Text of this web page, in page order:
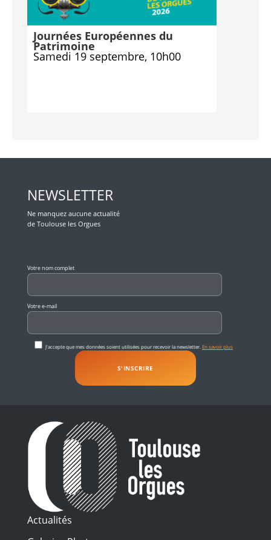
Journées Européennes du
Patrimoine
Samedi 19 septembre, 10h00
NEWSLETTER
Ne manquez aucune actualité
de Toulouse les Orgues
Votre nom complet
Votre e-mail
J'accepte que mes données soient utilisées pour recevoir la newsletter. En savoir plus
Actualités